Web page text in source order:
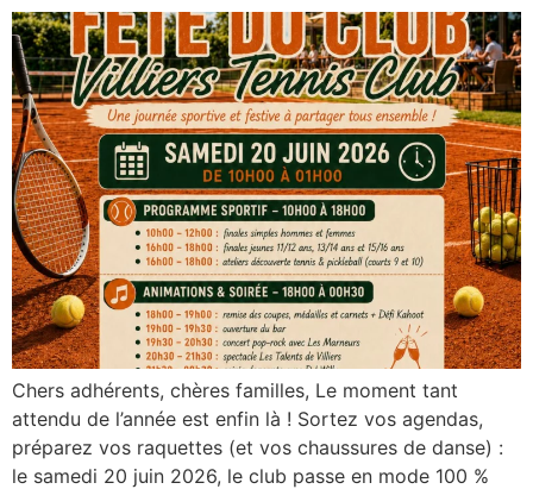
Chers adhérents, chères familles, Le moment tant
attendu de l’année est enfin là ! Sortez vos agendas,
préparez vos raquettes (et vos chaussures de danse) :
le samedi 20 juin 2026, le club passe en mode 100 %